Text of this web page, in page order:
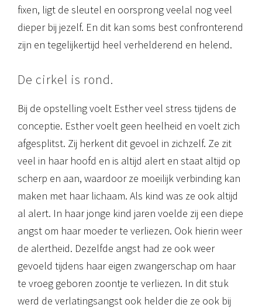
fixen, ligt de sleutel en oorsprong veelal nog veel
dieper bij jezelf. En dit kan soms best confronterend
zijn en tegelijkertijd heel verhelderend en helend.
De cirkel is rond.
Bij de opstelling voelt Esther veel stress tijdens de
conceptie. Esther voelt geen heelheid en voelt zich
afgesplitst. Zij herkent dit gevoel in zichzelf. Ze zit
veel in haar hoofd en is altijd alert en staat altijd op
scherp en aan, waardoor ze moeilijk verbinding kan
maken met haar lichaam. Als kind was ze ook altijd
al alert. In haar jonge kind jaren voelde zij een diepe
angst om haar moeder te verliezen. Ook hierin weer
de alertheid. Dezelfde angst had ze ook weer
gevoeld tijdens haar eigen zwangerschap om haar
te vroeg geboren zoontje te verliezen. In dit stuk
werd de verlatingsangst ook helder die ze ook bij